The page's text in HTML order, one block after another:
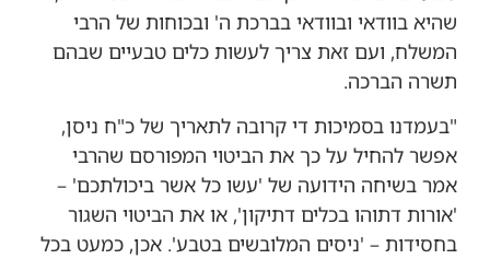
שהיא בוודאי ובוודאי בברכת ה' ובכוחות של הרבי
המשלח, ועם זאת צריך לעשות כלים טבעיים שבהם
תשרה הברכה.
"בעמדנו בסמיכות די קרובה לתאריך של כ"ח ניסן,
אפשר להחיל על כך את הביטוי המפורסם שהרבי
אמר בשיחה הידועה של 'עשו כל אשר ביכולתכם' –
'אורות דתוהו בכלים דתיקון', או את הביטוי השגור
בחסידות – 'ניסים המלובשים בטבע'. אכן, כמעט בכל